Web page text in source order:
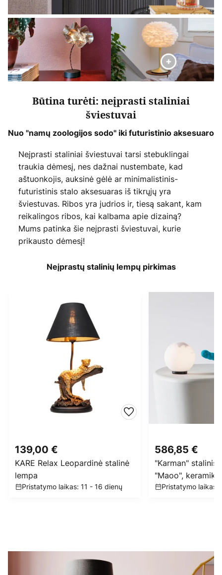
Būtina turėti: neįprasti staliniai
šviestuvai
Nuo "namų zoologijos sodo" iki futuristinio aksesuaro
Neįprasti staliniai šviestuvai tarsi stebuklingai
traukia dėmesį, nes dažnai nustembate, kad
aštuonkojis, auksinė gėlė ar minimalistinis-
futuristinis stalo aksesuaras iš tikrųjų yra
šviestuvas. Ribos yra judrios ir, tiesą sakant, kam
reikalingos ribos, kai kalbama apie dizainą?
Mums patinka šie neįprasti šviestuvai, kurie
prikausto dėmesį!
Neįprastų stalinių lempų pirkimas
139,00 €
KARE Relax Leopardinė stalinė
lempa
Pristatymo laikas: 11 - 16 dienų
586,85 €
"Karman" stalinis
"Maoo",
mėlyna, stiklinė
Pristatymo